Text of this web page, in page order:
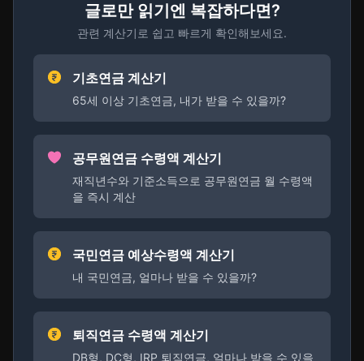
글로만 읽기엔 복잡하다면?
관련 계산기로 쉽고 빠르게 확인해보세요.
기초연금 계산기
65세 이상 기초연금, 내가 받을 수 있을까?
공무원연금 수령액 계산기
재직년수와 기준소득으로 공무원연금 월 수령액
을 즉시 계산
국민연금 예상수령액 계산기
내 국민연금, 얼마나 받을 수 있을까?
퇴직연금 수령액 계산기
DB형, DC형, IRP 퇴직연금, 얼마나 받을 수 있을